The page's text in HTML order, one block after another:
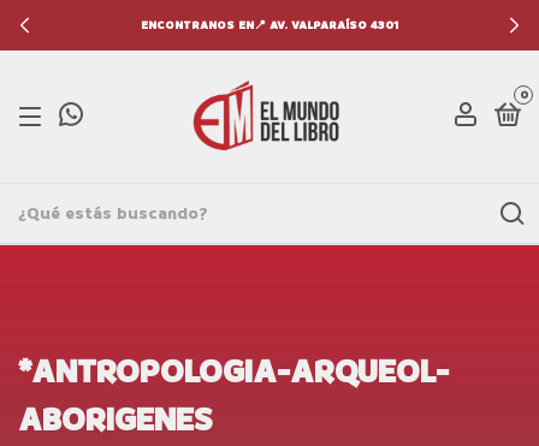
ENCONTRANOS EN📍 AV. VALPARAÍSO 4301
0
*ANTROPOLOGIA-ARQUEOL-
ABORIGENES